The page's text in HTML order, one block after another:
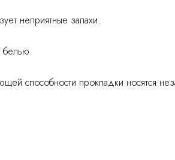
неприятные запахи.
белью.
способности прокладки носятся